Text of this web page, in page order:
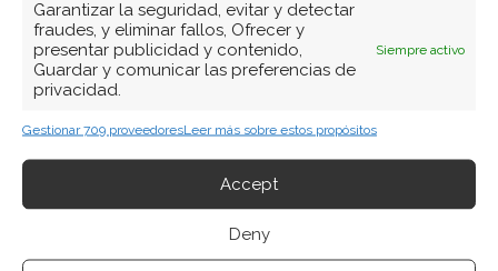
Garantizar la seguridad, evitar y detectar
fraudes, y eliminar fallos, Ofrecer y
presentar publicidad y contenido,
Guardar y comunicar las preferencias de
privacidad.
Siempre activo
Gestionar 709 proveedoresLeer más sobre estos propósitos
Accept
Deny
BUSCAR
ARTÍCULOS RECIENTES